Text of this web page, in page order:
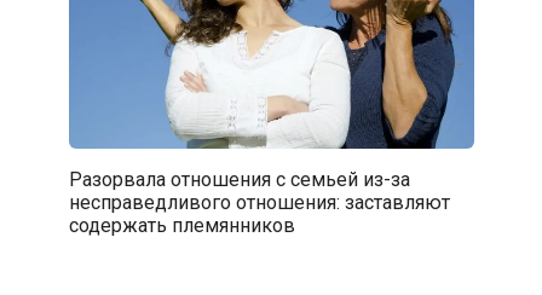
Разорвала отношения с семьей из-за
несправедливого отношения: заставляют
содержать племянников